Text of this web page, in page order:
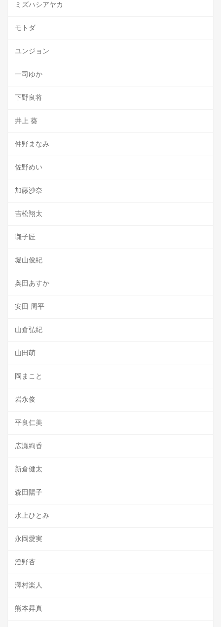
ミズハシアヤカ
モトダ
ユンジョン
一司ゆか
下野良将
井上 葵
仲野まなみ
佐野めい
加藤沙奈
吉松翔太
囃子匠
堀山俊紀
奥田あすか
安田 周平
山倉弘紀
山田萌
岡まこと
岩永俊
平良仁美
広瀬絢香
新倉健太
森田陽子
水上ひとみ
永岡愛実
澄野杏
澤村楽人
熊本昇真